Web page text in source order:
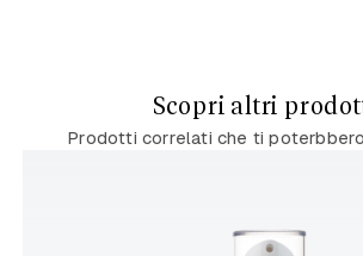
Scopri altri
Prodotti correlati che ti